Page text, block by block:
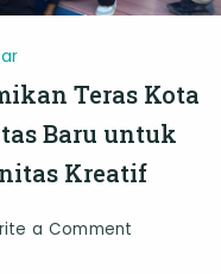
Teras Kota
Baru untuk
Kreatif
a Comment